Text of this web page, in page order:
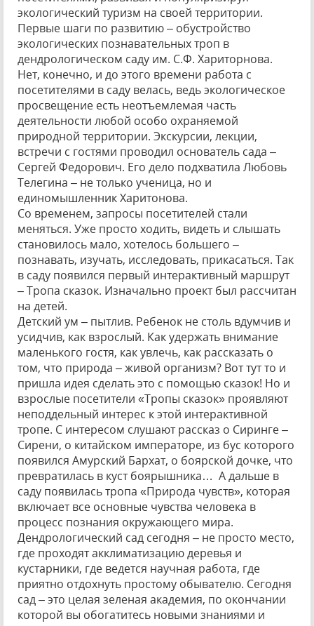
экологический туризм на своей территории.
Первые шаги по развитию – обустройство
экологических познавательных троп в
дендрологическом саду им. С.Ф. Хариторнова.
Нет, конечно, и до этого времени работа с
посетителями в саду велась, ведь экологическое
просвещение есть неотъемлемая часть
деятельности любой особо охраняемой
природной территории. Экскурсии, лекции,
встречи с гостями проводил основатель сада –
Сергей Федорович. Его дело подхватила Любовь
Телегина – не только ученица, но и
единомышленник Харитонова.
Со временем, запросы посетителей стали
меняться. Уже просто ходить, видеть и слышать
становилось мало, хотелось большего –
познавать, изучать, исследовать, прикасаться. Так
в саду появился первый интерактивный маршрут
– Тропа сказок. Изначально проект был рассчитан
на детей.
Детский ум – пытлив. Ребенок не столь вдумчив и
усидчив, как взрослый. Как удержать внимание
маленького гостя, как увлечь, как рассказать о
том, что природа – живой организм? Вот тут то и
пришла идея сделать это с помощью сказок! Но и
взрослые посетители «Тропы сказок» проявляют
неподдельный интерес к этой интерактивной
тропе. С интересом слушают рассказ о Сиринге –
Сирени, о китайском императоре, из бус которого
появился Амурский Бархат, о боярской дочке, что
превратилась в куст боярышника… А дальше в
саду появилась тропа «Природа чувств», которая
включает все основные чувства человека в
процесс познания окружающего мира.
Дендрологический сад сегодня – не просто место,
где проходят акклиматизацию деревья и
кустарники, где ведется научная работа, где
приятно отдохнуть простому обывателю. Сегодня
сад – это целая зеленая академия, по окончании
которой вы обогатитесь новыми знаниями и